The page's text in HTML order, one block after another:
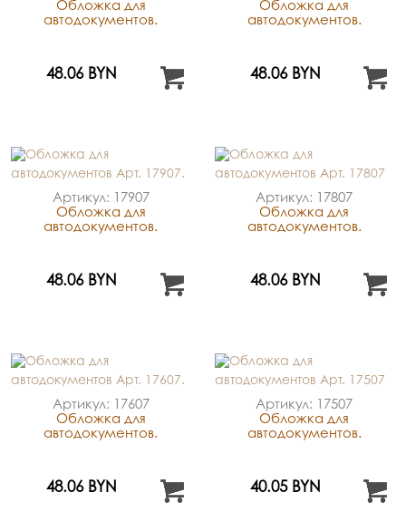
Обложка для
автодокументов.
48.06 BYN
Обложка для
автодокументов.
48.06 BYN
Артикул: 17907
Обложка для
автодокументов.
48.06 BYN
Артикул: 17807
Обложка для
автодокументов.
48.06 BYN
Артикул: 17607
Обложка для
автодокументов.
48.06 BYN
Артикул: 17507
Обложка для
автодокументов.
40.05 BYN